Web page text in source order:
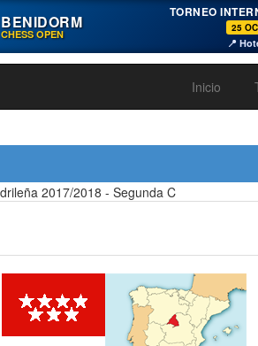
BENIDORM
CHESS OPEN
TORNEO
25
📍
Inicio